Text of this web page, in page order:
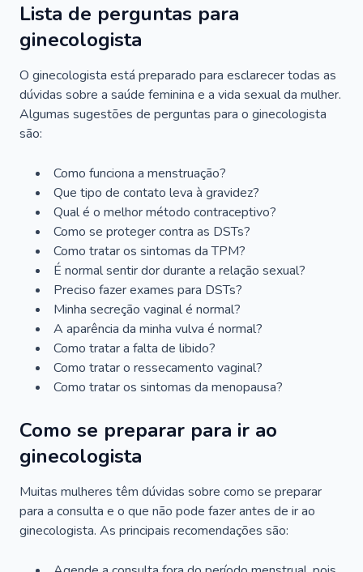
Lista de perguntas para
ginecologista
O ginecologista está preparado para esclarecer todas as
dúvidas sobre a saúde feminina e a vida sexual da mulher.
Algumas sugestões de perguntas para o ginecologista
são:
Como funciona a menstruação?
Que tipo de contato leva à gravidez?
Qual é o melhor método contraceptivo?
Como se proteger contra as DSTs?
Como tratar os sintomas da TPM?
É normal sentir dor durante a relação sexual?
Preciso fazer exames para DSTs?
Minha secreção vaginal é normal?
A aparência da minha vulva é normal?
Como tratar a falta de libido?
Como tratar o ressecamento vaginal?
Como tratar os sintomas da menopausa?
Como se preparar para ir ao
ginecologista
Muitas mulheres têm dúvidas sobre como se preparar
para a consulta e o que não pode fazer antes de ir ao
ginecologista. As principais recomendações são: